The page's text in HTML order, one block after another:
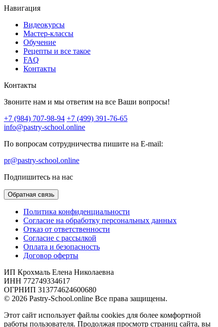
Навигация
Видеокурсы
Мастер-классы
Обучение
Рецепты и все такое
FAQ
Контакты
Контакты
Звоните нам и мы ответим на все Ваши вопросы!
+7 (984) 707-98-94 +7 (499) 391-76-65
info@pastry-school.online
По вопросам сотрудничества пишите на E-mail:
pr@pastry-school.online
Подпишитесь на нас
Обратная связь
Политика конфиденциальности
Согласие на обработку персональных данных
Отказ от ответственности
Согласие с рассылкой
Оплата и безопасность
Договор оферты
ИП Крохмаль Елена Николаевна
ИНН 772749334617
ОГРНИП 313774624600680
© 2026 Pastry-School.online Все права защищены.
Этот сайт использует файлы cookies для более комфортной
работы пользователя. Продолжая просмотр страниц сайта, вы